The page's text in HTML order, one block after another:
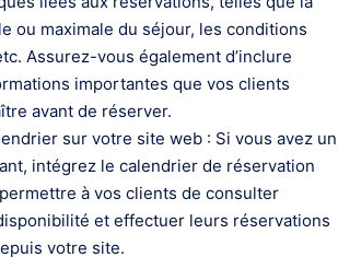
ou maximale du séjour, les conditions
Assurez-vous également d’inclure
importantes que vos clients
avant de réserver.
sur votre site web : Si vous avez un
intégrez le calendrier de réservation
à vos clients de consulter
et effectuer leurs réservations
votre site.